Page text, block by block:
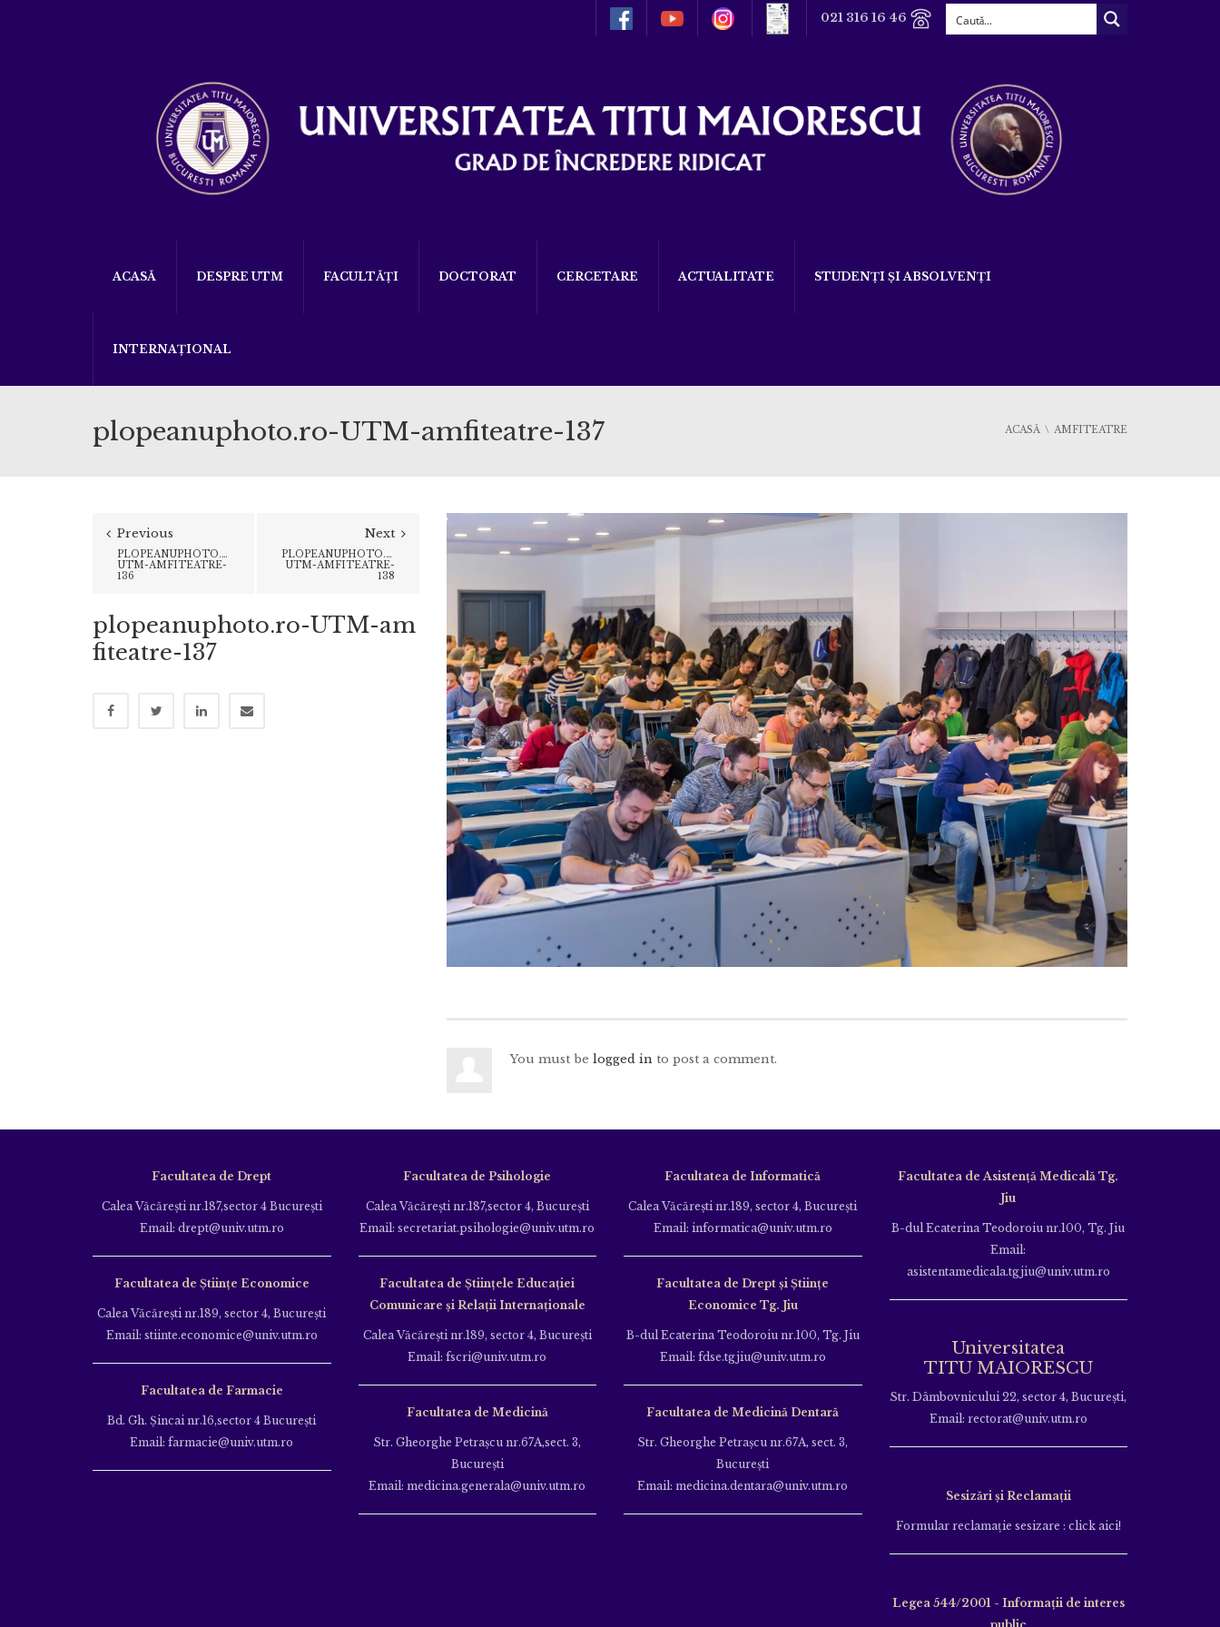
021 316 16 46
ACASĂ DESPRE UTM FACULTĂȚI DOCTORAT CERCETARE ACTUALITATE STUDENȚI ȘI ABSOLVENȚI
INTERNAȚIONAL
plopeanuphoto.ro-UTM-amfiteatre-137 ACASĂ AMFITEATRE
You must be logged in to post a comment.
Previous
PLOPEANUPHOTO.RO-
UTM-AMFITEATRE-
136
Next
PLOPEANUPHOTO.RO-
UTM-AMFITEATRE-
138
plopeanuphoto.ro-UTM-am
fiteatre-137
Facultatea de Drept
Calea Văcăreşti nr.187,sector 4 Bucureşti
Email: drept@univ.utm.ro
Facultatea de Științe Economice
Calea Văcăreşti nr.189, sector 4, Bucureşti
Email: stiinte.economice@univ.utm.ro
Facultatea de Farmacie
Bd. Gh. Şincai nr.16,sector 4 Bucureşti
Email: farmacie@univ.utm.ro
Facultatea de Psihologie
Calea Văcăreşti nr.187,sector 4, Bucureşti
Email: secretariat.psihologie@univ.utm.ro
Facultatea de Ştiinţele Educației
Comunicare și Relații Internaționale
Calea Văcăreşti nr.189, sector 4, Bucureşti
Email: fscri@univ.utm.ro
Facultatea de Medicină
Str. Gheorghe Petraşcu nr.67A,sect. 3,
Bucureşti
Email: medicina.generala@univ.utm.ro
Facultatea de Informatică
Calea Văcăreşti nr.189, sector 4, Bucureşti
Email: informatica@univ.utm.ro
Facultatea de Drept și Științe
Economice Tg. Jiu
B-dul Ecaterina Teodoroiu nr.100, Tg. Jiu
Email: fdse.tgjiu@univ.utm.ro
Facultatea de Medicină Dentară
Str. Gheorghe Petraşcu nr.67A, sect. 3,
Bucureşti
Email: medicina.dentara@univ.utm.ro
Facultatea de Asistență Medicală Tg.
Jiu
B-dul Ecaterina Teodoroiu nr.100, Tg. Jiu
Email:
asistentamedicala.tgjiu@univ.utm.ro
Universitatea
TITU MAIORESCU
Str. Dâmbovnicului 22, sector 4, București,
Email: rectorat@univ.utm.ro
Sesizări și Reclamații
Formular reclamație sesizare : click aici!
Legea 544/2001 - Informații de interes